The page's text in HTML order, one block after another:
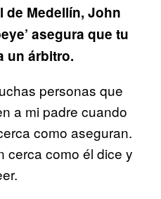
de Medellín, John
asegura que tu
un árbitro.
personas que
a mi padre cuando
como aseguran.
cerca como él dice y